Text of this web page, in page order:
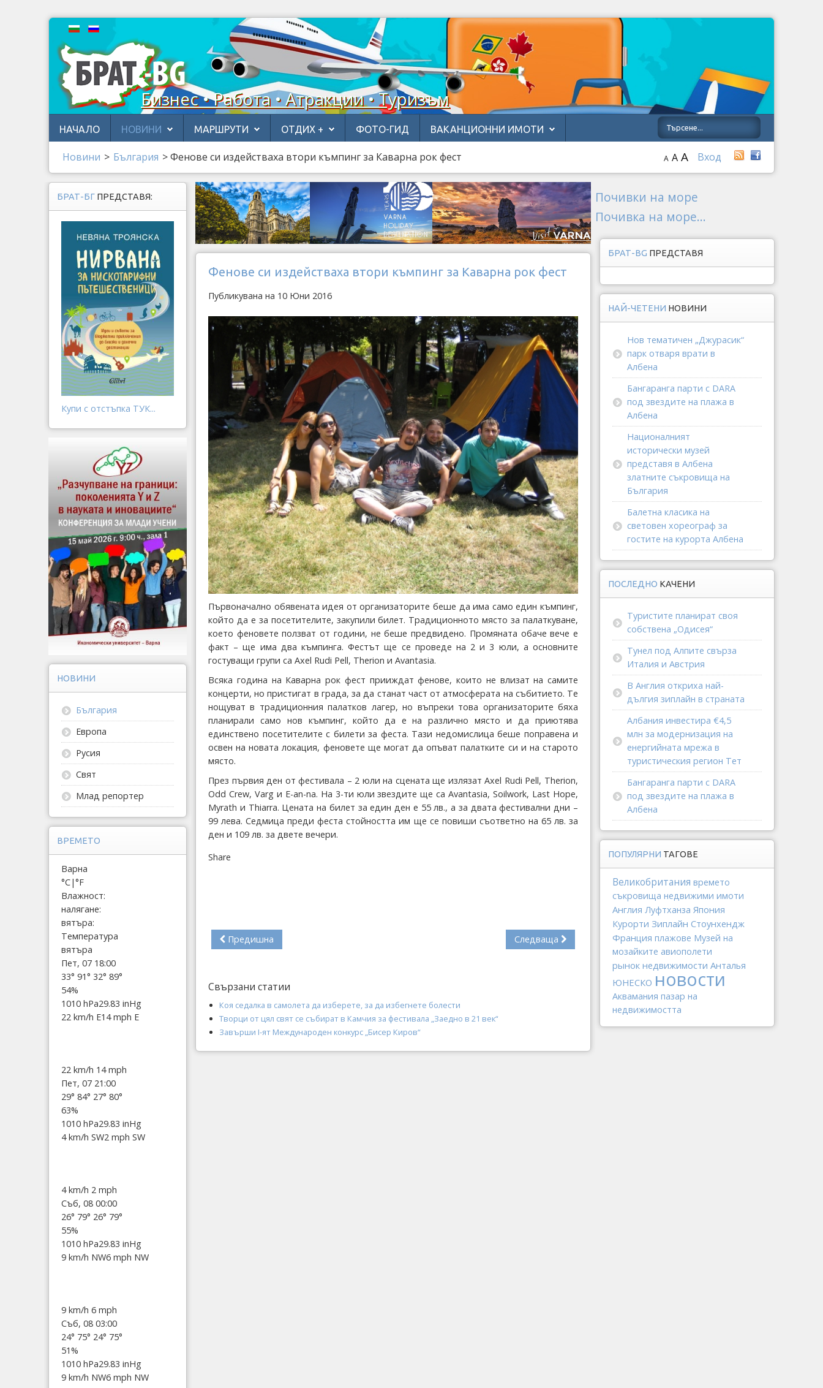
Бизнес • Работа • Атракции • Туризъм
НАЧАЛО НОВИНИ МАРШРУТИ ОТДИХ + ФОТО-ГИД ВАКАНЦИОННИ ИМОТИ
Новини > България >Фенове си издействаха втори къмпинг за Каварна рок фест Вход
A A A
Фенове си издействаха втори къмпинг за Каварна рок фест
Публикувана на 10 Юни 2016
Първоначално обявената идея от организаторите беше да има само един къмпинг,
който да е за посетителите, закупили билет. Традиционното място за палаткуване,
което феновете ползват от години, не беше предвидено. Промяната обаче вече е
факт – ще има два къмпинга. Фестът ще се проведе на 2 и 3 юли, а основните
гостуващи групи са Axel Rudi Pell, Therion и Аvantasia.
Всяка година на Каварна рок фест прииждат фенове, които не влизат на самите
концерти, но пристигат в града, за да станат част от атмосферата на събитието. Те
нощуват в традиционния палатков лагер, но въпреки това организаторите бяха
планирали само нов къмпинг, който да е на различно място и да приютява
единствено посетителите с билети за феста. Тази недомислица беше поправена и
освен на новата локация, феновете ще могат да опъват палатките си и на старото
място.
През първия ден от фестивала – 2 юли на сцената ще излязат Axel Rudi Pell, Therion,
Odd Crew, Varg и E-an-na. На 3-ти юли звездите ще са Avantasia, Soilwork, Last Hope,
Myrath и Thiarra. Цената на билет за един ден е 55 лв., а за двата фестивални дни –
99 лева. Седмица преди феста стойността им ще се повиши съответно на 65 лв. за
ден и 109 лв. за двeте вечери.
Share
Предишна Следваща
Свързани статии
Коя седалка в самолета да изберете, за да избегнете болести
Творци от цял свят се събират в Камчия за фестивала „Заедно в 21 век“
Завърши I-ят Международен конкурс „Бисер Киров“
БРАТ-БГ ПРЕДСТАВЯ:
Купи с отстъпка ТУК...
НОВИНИ
България
Европа
Русия
Свят
Млад репортер
ВРЕМЕТО
Варна
°C|°F
Влажност:
налягане:
вятъра:
Температура
вятъра
Пет, 07 18:00
33° 91° 32° 89°
54%
1010 hPa29.83 inHg
22 km/h E14 mph E
22 km/h 14 mph
Пет, 07 21:00
29° 84° 27° 80°
63%
1010 hPa29.83 inHg
4 km/h SW2 mph SW
4 km/h 2 mph
Съб, 08 00:00
26° 79° 26° 79°
55%
1010 hPa29.83 inHg
9 km/h NW6 mph NW
9 km/h 6 mph
Съб, 08 03:00
24° 75° 24° 75°
51%
1010 hPa29.83 inHg
9 km/h NW6 mph NW
Почивки на море
Почивка на море...
БРАТ-BG ПРЕДСТАВЯ
НАЙ-ЧЕТЕНИ НОВИНИ
Нов тематичен „Джурасик“
парк отваря врати в
Албена
Бангаранга парти с DARA
под звездите на плажа в
Албена
Националният
исторически музей
представя в Албена
златните съкровища на
България
Балетна класика на
световен хореограф за
гостите на курорта Албена
ПОСЛЕДНО КАЧЕНИ
Туристите планират своя
собствена „Одисея“
Тунел под Алпите свърза
Италия и Австрия
В Англия откриха най-
дългия зиплайн в страната
Албания инвестира €4,5
млн за модернизация на
енергийната мрежа в
туристическия регион Тет
Бангаранга парти с DARA
под звездите на плажа в
Албена
ПОПУЛЯРНИ ТАГОВЕ
Великобритания времето
съкровища недвижими имоти
Англия Луфтханза Япония
Курорти Зиплайн Стоунхендж
Франция плажове Музей на
мозайките авиополети
рынок недвижимости Анталья
ЮНЕСКО новости
Аквамания пазар на
недвижимостта